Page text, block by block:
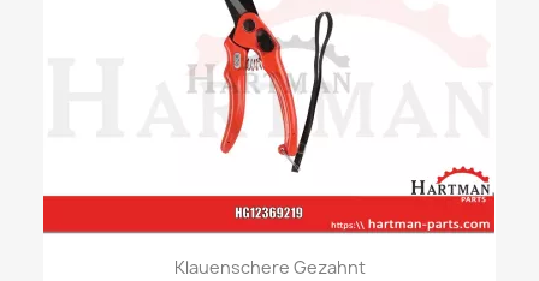
Klauenschere Gezahnt